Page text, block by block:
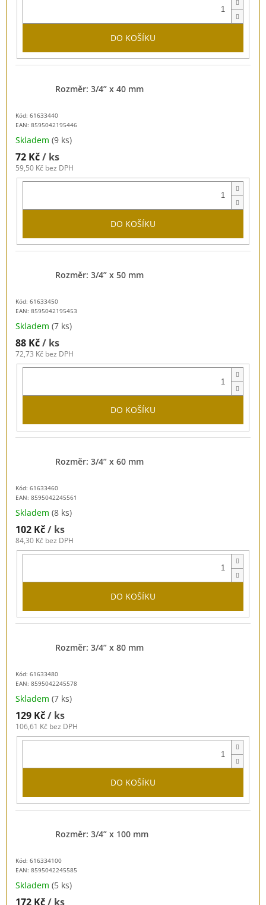
DO KOŠÍKU
Kód: 61633440
EAN: 8595042195446
Rozměr: 3/4” x 40 mm
Skladem (9 ks)
72 Kč/ ks
59,50 Kč bez DPH
DO KOŠÍKU
Kód: 61633450
EAN: 8595042195453
Rozměr: 3/4” x 50 mm
Skladem (7 ks)
88 Kč/ ks
72,73 Kč bez DPH
DO KOŠÍKU
Kód: 61633460
EAN: 8595042245561
Rozměr: 3/4” x 60 mm
Skladem (8 ks)
102 Kč/ ks
84,30 Kč bez DPH
DO KOŠÍKU
Kód: 61633480
EAN: 8595042245578
Rozměr: 3/4” x 80 mm
Skladem (7 ks)
129 Kč/ ks
106,61 Kč bez DPH
DO KOŠÍKU
Kód: 616334100
EAN: 8595042245585
Rozměr: 3/4” x 100 mm
Skladem (5 ks)
172 Kč/ ks